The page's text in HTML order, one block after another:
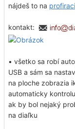
nájdeš to na
kontakt:
• všetko sa robí
USB a sám sa
na ploche zobrazia
automaticky
ak by bol nejaký
na diaľku